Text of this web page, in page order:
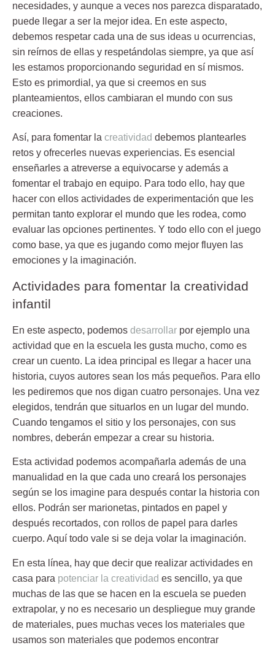
necesidades, y aunque a veces nos parezca disparatado,
puede llegar a ser la mejor idea. En este aspecto,
debemos respetar cada una de sus ideas u ocurrencias,
sin reírnos de ellas y respetándolas siempre, ya que así
les estamos proporcionando seguridad en sí mismos.
Esto es primordial, ya que si creemos en sus
planteamientos, ellos cambiaran el mundo con sus
creaciones.
Así, para fomentar la creatividad debemos plantearles
retos y ofrecerles nuevas experiencias. Es esencial
enseñarles a atreverse a equivocarse y además a
fomentar el trabajo en equipo. Para todo ello, hay que
hacer con ellos actividades de experimentación que les
permitan tanto explorar el mundo que les rodea, como
evaluar las opciones pertinentes. Y todo ello con el juego
como base, ya que es jugando como mejor fluyen las
emociones y la imaginación.
Actividades para fomentar la creatividad
infantil
En este aspecto, podemos desarrollar por ejemplo una
actividad que en la escuela les gusta mucho, como es
crear un cuento. La idea principal es llegar a hacer una
historia, cuyos autores sean los más pequeños. Para ello
les pediremos que nos digan cuatro personajes. Una vez
elegidos, tendrán que situarlos en un lugar del mundo.
Cuando tengamos el sitio y los personajes, con sus
nombres, deberán empezar a crear su historia.
Esta actividad podemos acompañarla además de una
manualidad en la que cada uno creará los personajes
según se los imagine para después contar la historia con
ellos. Podrán ser marionetas, pintados en papel y
después recortados, con rollos de papel para darles
cuerpo. Aquí todo vale si se deja volar la imaginación.
En esta línea, hay que decir que realizar actividades en
casa para potenciar la creatividad es sencillo, ya que
muchas de las que se hacen en la escuela se pueden
extrapolar, y no es necesario un despliegue muy grande
de materiales, pues muchas veces los materiales que
usamos son materiales que podemos encontrar